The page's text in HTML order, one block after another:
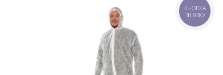
КНОПКА
ЗВ'ЯЗКУ